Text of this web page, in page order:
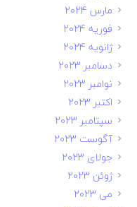
مارس 2024
فوریه 2024
ژانویه 2024
دسامبر 2023
نوامبر 2023
اکتبر 2023
سپتامبر 2023
آگوست 2023
جولای 2023
ژوئن 2023
می 2023